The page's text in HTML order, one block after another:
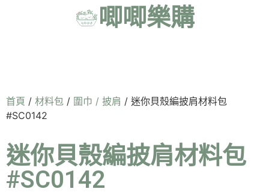
唧唧樂購
首頁 / 材料包 / 圍巾 / 披肩 / 迷你貝殼編披肩材料包
#SC0142
迷你貝殼編披肩材料包
#SC0142